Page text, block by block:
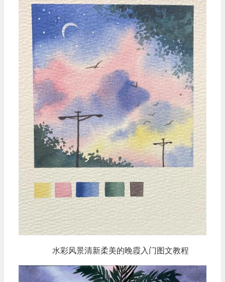
水彩风景清新柔美的晚霞入门图文教程